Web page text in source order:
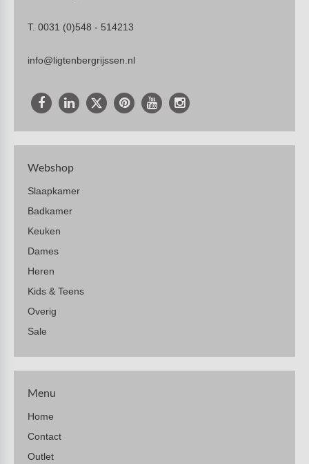
T. 0031 (0)548 - 514213
info@ligtenbergrijssen.nl
Webshop
Slaapkamer
Badkamer
Keuken
Dames
Heren
Kids & Teens
Overig
Sale
Menu
Home
Contact
Outlet